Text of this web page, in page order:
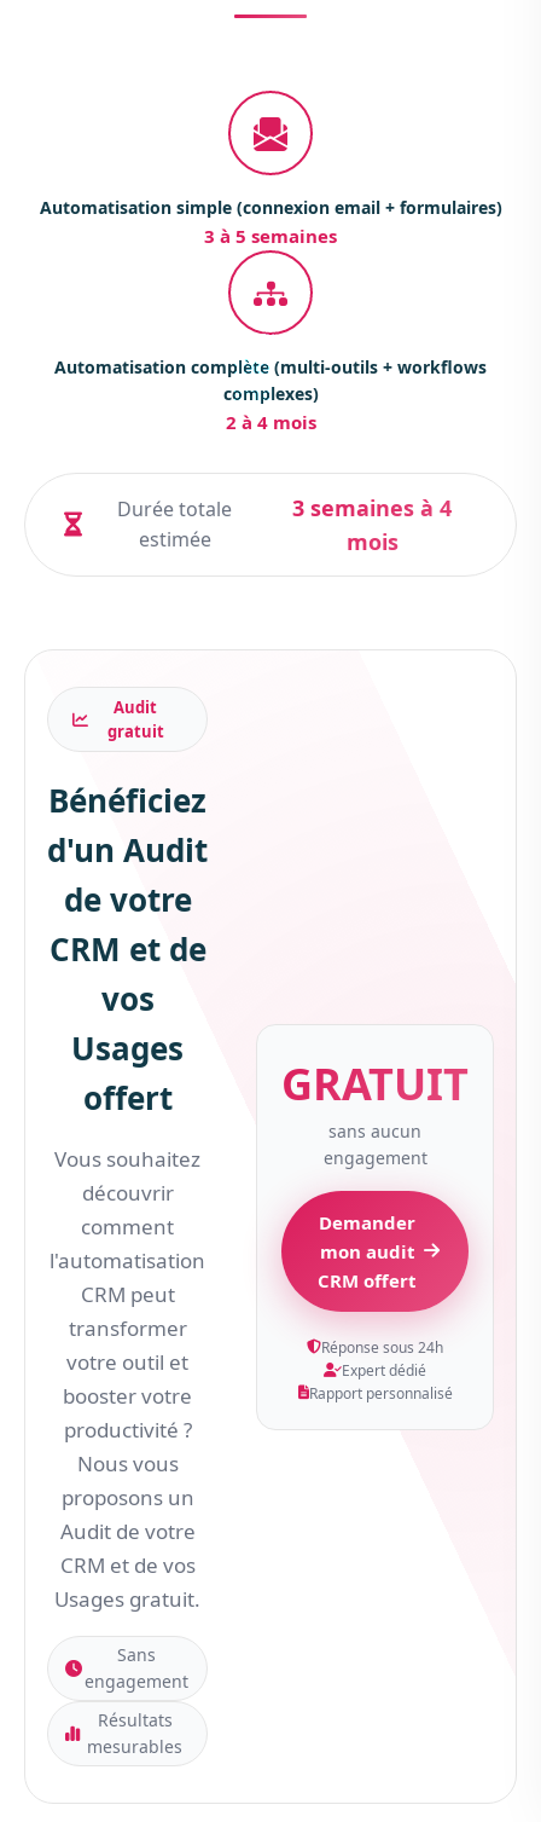
Automatisation simple (connexion email + formulaires)
3 à 5 semaines
Automatisation complète (multi-outils + workflows
complexes)
2 à 4 mois
Durée totale
estimée
3 semaines à 4
mois
Audit
gratuit
Bénéficiez
d'un Audit
de votre
CRM et de
vos
Usages
offert
Vous souhaitez
découvrir
comment
l'automatisation
CRM peut
transformer
votre outil et
booster votre
productivité ?
Nous vous
proposons un
Audit de votre
CRM et de vos
Usages gratuit.
Sans
engagement
Résultats
mesurables
GRATUIT
sans aucun
engagement
Demander
mon audit
CRM offert
Réponse sous 24h
Expert dédié
Rapport personnalisé